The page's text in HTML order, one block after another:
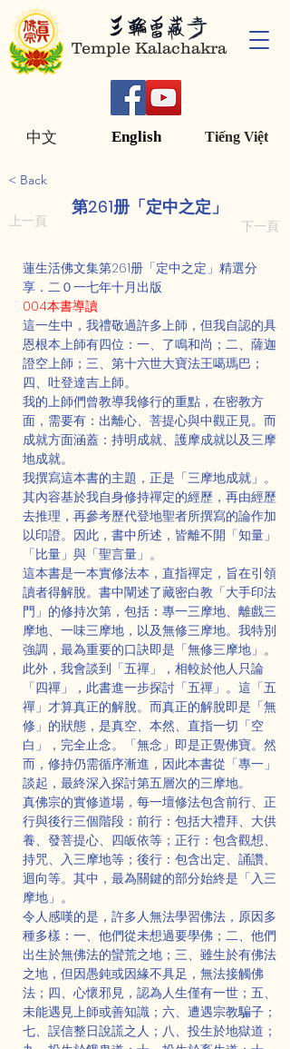
Temple Kalachakra
English Tiếng Việt
中文
< Back
第261册「定中之定」
上一頁 下一頁
蓮生活佛文集第261册「定中之定」精選分
享．二０一七年十月出版
004本書導讀
這一生中，我禮敬過許多上師，但我自認的具
恩根本上師有四位：一、了鳴和尚；二、薩迦
證空上師；三、第十六世大寶法王噶瑪巴；
四、吐登達吉上師。
我的上師們曾教導我修行的重點，在密教方
面，需要有：出離心、菩提心與中觀正見。而
成就方面涵蓋：持明成就、護摩成就以及三摩
地成就。
我撰寫這本書的主題，正是「三摩地成就」。
其內容基於我自身修持禪定的經歷，再由經歷
去推理，再參考歷代登地聖者所撰寫的論作加
以印證。因此，書中所述，皆離不開「知量」
「比量」與「聖言量」。
這本書是一本實修法本，直指禪定，旨在引領
讀者得解脫。書中闡述了藏密白教「大手印法
門」的修持次第，包括：專一三摩地、離戲三
摩地、一味三摩地，以及無修三摩地。我特別
強調，最為重要的口訣即是「無修三摩地」。
此外，我會談到「五禪」，相較於他人只論
「四禪」，此書進一步探討「五禪」。這「五
禪」才算真正的解脫。而真正的解脫即是「無
修」的狀態，是真空、本然、直指一切「空
白」，完全止念。「無念」即是正覺佛寶。然
而，修持仍需循序漸進，因此本書從「專一」
談起，最終深入探討第五層次的三摩地。
真佛宗的實修道場，每一壇修法包含前行、正
行與後行三個階段：前行：包括大禮拜、大供
養、發菩提心、四皈依等；正行：包含觀想、
持咒、入三摩地等；後行：包含出定、誦讚、
迴向等。其中，最為關鍵的部分始終是「入三
摩地」。
令人感嘆的是，許多人無法學習佛法，原因多
種多樣：一、他們從未想過要學佛；二、他們
出生於無佛法的蠻荒之地；三、雖生於有佛法
之地，但因愚鈍或因緣不具足，無法接觸佛
法；四、心懷邪見，認為人生僅有一世；五、
未能遇見上師或善知識；六、遭遇宗教騙子；
七、誤信整日說謊之人；八、投生於地獄道；